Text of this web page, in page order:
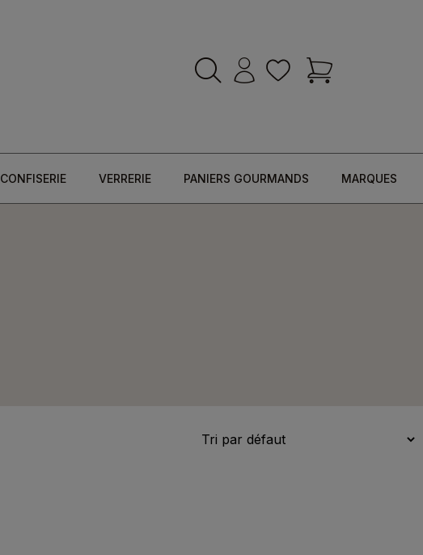
CONFISERIE VERRERIE PANIERS GOURMANDS MARQUES